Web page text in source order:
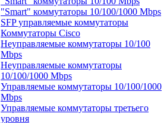
"Smart" коммутаторы 10/100/1000 Mbps
SFP управляемые коммутаторы
Коммутаторы Cisco
Неуправляемые коммутаторы 10/100
Mbps
Неуправляемые коммутаторы
10/100/1000 Mbps
Управляемые коммутаторы 10/100/1000
Mbps
Управляемые коммутаторы третьего
уровня